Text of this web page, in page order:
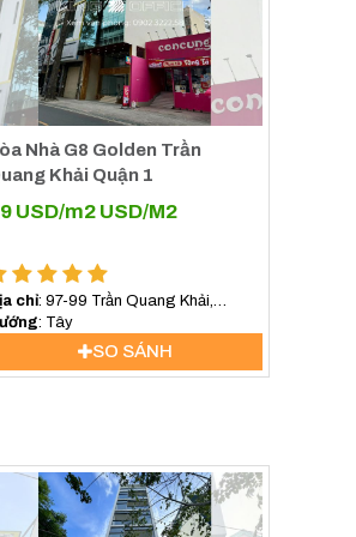
Nhà G8 Golden Trần
Khải Quận 1
USD/m2 USD/M2
chỉ: 97-99 Trần Quang Khải,
Tân Định, TP HCM
: Tây
SO SÁNH